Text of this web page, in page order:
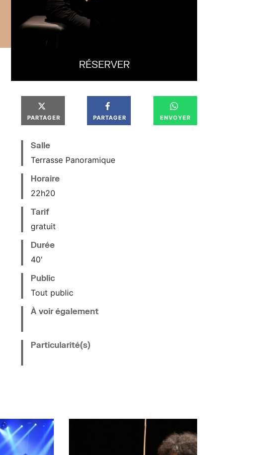
RÉSERVER
PARTAGER PARTAGER ENVOYER
Salle
Terrasse Panoramique
Horaire
22h20
Tarif
gratuit
Durée
40'
Public
Tout public
À voir également
Particularité(s)